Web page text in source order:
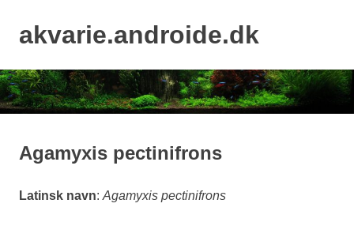
contentakvarie.androide.dk
Agamyxis pectinifrons
Latinsk navn: Agamyxis pectinifrons